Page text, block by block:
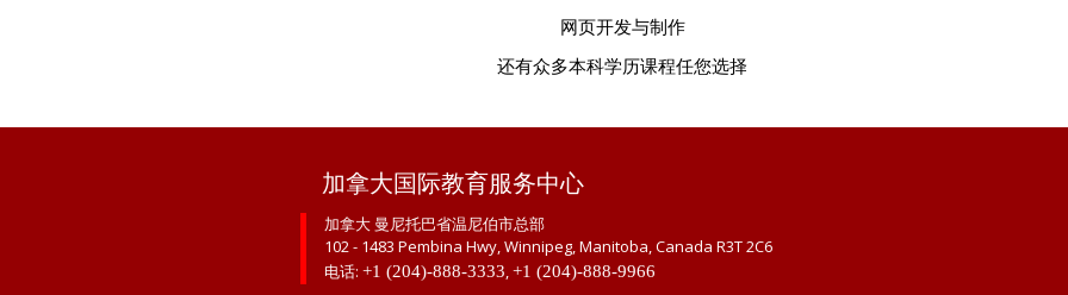
网页开发与制作
还有众多本科学历课程任您选择
加拿大国际教育服务中心
加拿大 曼尼托巴省温尼伯市总部
102 - 1483 Pembina Hwy, Winnipeg, Manitoba, Canada R3T 2C6
电话: +1 (204)-888-3333,+1 (204)-888-9966